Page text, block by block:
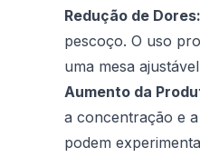
Redução de Dores:
pescoço. O uso
uma mesa
Aumento da
a concentração e
podem